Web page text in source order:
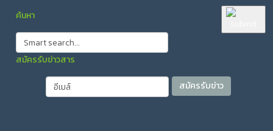
ค้นหา
สมัครรับข่าวสาร